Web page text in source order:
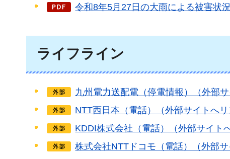
令和8年5月27日の大雨による被害状
ライフライン
九州電力送配電（停電情報）（外部サ
NTT西日本（電話）（外部サイトへリ
KDDI株式会社（電話）（外部サイト
株式会社NTTドコモ（電話）（外部サ